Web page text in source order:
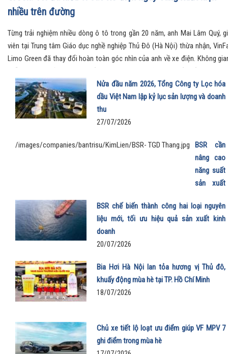
nhiều trên đường
Từng trải nghiệm nhiều dòng ô tô trong gần 20 năm, anh Mai Lâm Quý,
viên tại Trung tâm Giáo dục nghề nghiệp Thủ Đô (Hà Nội) thừa nhận,
Limo Green đã thay đổi hoàn toàn góc nhìn của anh về xe điện. Không
mẫu MPV điện vừa trở thành “xe ruột” của anh trong công việc, vừa
trọn vẹn nhu cầu gia đình.
Nửa đầu năm 2026, Tổng Công ty Lọc hóa
dầu Việt Nam lập kỷ lục sản lượng và doanh
thu
27/07/2026
/images/companies/bantrisu/KimLien/BSR- TGD Thang.jpg
BSR cần
nâng cao
năng suất
sản xuất
vụ lộ trình
phát triển
BSR chế biến thành công hai loại nguyên
liệu mới, tối ưu hiệu quả sản xuất kinh
doanh
20/07/2026
Bia Hơi Hà Nội lan tỏa hương vị Thủ đô,
khuấy động mùa hè tại TP. Hồ Chí Minh
18/07/2026
Chủ xe tiết lộ loạt ưu điểm giúp VF MPV 7
ghi điểm trong mùa hè